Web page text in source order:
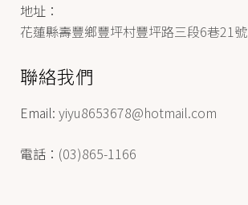
地址：
花蓮縣壽豐鄉豐坪村豐坪路三段6巷21號
聯絡我們
Email: yiyu8653678@hotmail.com
電話： (03)865-1166